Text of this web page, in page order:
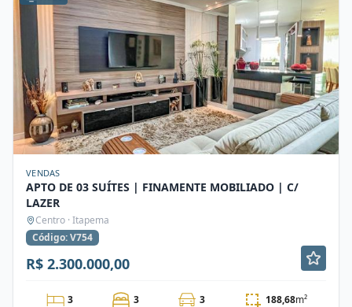
VENDAS
APTO DE 03 SUÍTES | FINAMENTE MOBILIADO | C/
LAZER
Centro · Itapema
Código: V754
R$ 2.300.000,00
3 3 3 188,68m²